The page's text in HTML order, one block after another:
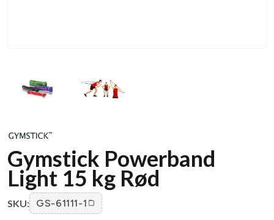
Gymstick Powerband
Light 15 kg Rød
SKU: GS-61111-1